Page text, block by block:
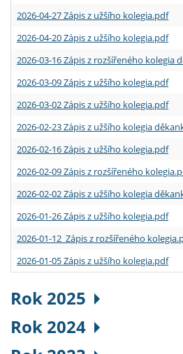
2026-04-27 Zápis z užšího kolegia.pdf
2026-04-20 Zápis z užšího kolegia.pdf
2026-03-16 Zápis z rozšířeného kolegia
2026-03-09 Zápis z užšího kolegia.pdf
2026-03-02 Zápis z užšího kolegia.pdf
2026-02-23 Zápis z užšího kolegia
2026-02-16 Zápis z užšího kolegia.pdf
2026-02-09 Zápis z rozšířeného
2026-02-02 Zápis z užšího kolegia
2026-01-26 Zápis z užšího kolegia.pdf
2026-01-12 Zápis z rozšířeného
2026-01-05 Zápis z užšího kolegia.pdf
Rok 2025
Rok 2024